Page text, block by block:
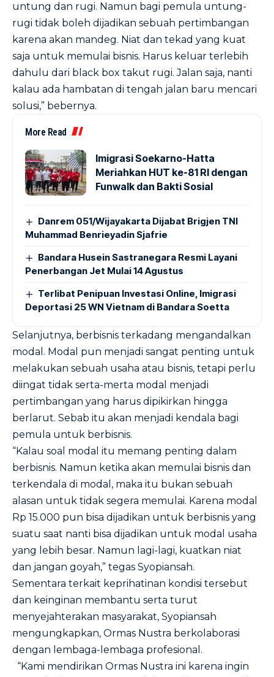
untung dan rugi. Namun bagi pemula untung-
rugi tidak boleh dijadikan sebuah pertimbangan
karena akan mandeg. Niat dan tekad yang kuat
saja untuk memulai bisnis. Harus keluar terlebih
dahulu dari black box takut rugi. Jalan saja, nanti
kalau ada hambatan di tengah jalan baru mencari
solusi,” bebernya.
More Read
Imigrasi Soekarno-Hatta
Meriahkan HUT ke-81 RI dengan
Funwalk dan Bakti Sosial
Danrem 051/Wijayakarta Dijabat Brigjen TNI
Muhammad Benrieyadin Sjafrie
Bandara Husein Sastranegara Resmi Layani
Penerbangan Jet Mulai 14 Agustus
Terlibat Penipuan Investasi Online, Imigrasi
Deportasi 25 WN Vietnam di Bandara Soetta
Selanjutnya, berbisnis terkadang mengandalkan
modal. Modal pun menjadi sangat penting untuk
melakukan sebuah usaha atau bisnis, tetapi perlu
diingat tidak serta-merta modal menjadi
pertimbangan yang harus dipikirkan hingga
berlarut. Sebab itu akan menjadi kendala bagi
pemula untuk berbisnis.
“Kalau soal modal itu memang penting dalam
berbisnis. Namun ketika akan memulai bisnis dan
terkendala di modal, maka itu bukan sebuah
alasan untuk tidak segera memulai. Karena modal
Rp 15.000 pun bisa dijadikan untuk berbisnis yang
suatu saat nanti bisa dijadikan untuk modal usaha
yang lebih besar. Namun lagi-lagi, kuatkan niat
dan jangan goyah,” tegas Syopiansah.
Sementara terkait keprihatinan kondisi tersebut
dan keinginan membantu serta turut
menyejahterakan masyarakat, Syopiansah
mengungkapkan, Ormas Nustra berkolaborasi
dengan lembaga-lembaga profesional.
“Kami mendirikan Ormas Nustra ini karena ingin